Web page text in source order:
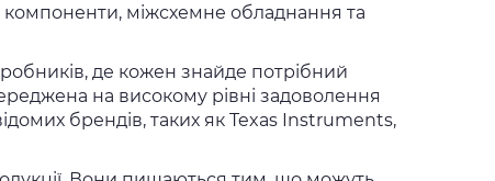
компоненти, міжсхемне обладнання та
де кожен знайде потрібний
на високому рівні задоволення
брендів, таких як Texas Instruments,